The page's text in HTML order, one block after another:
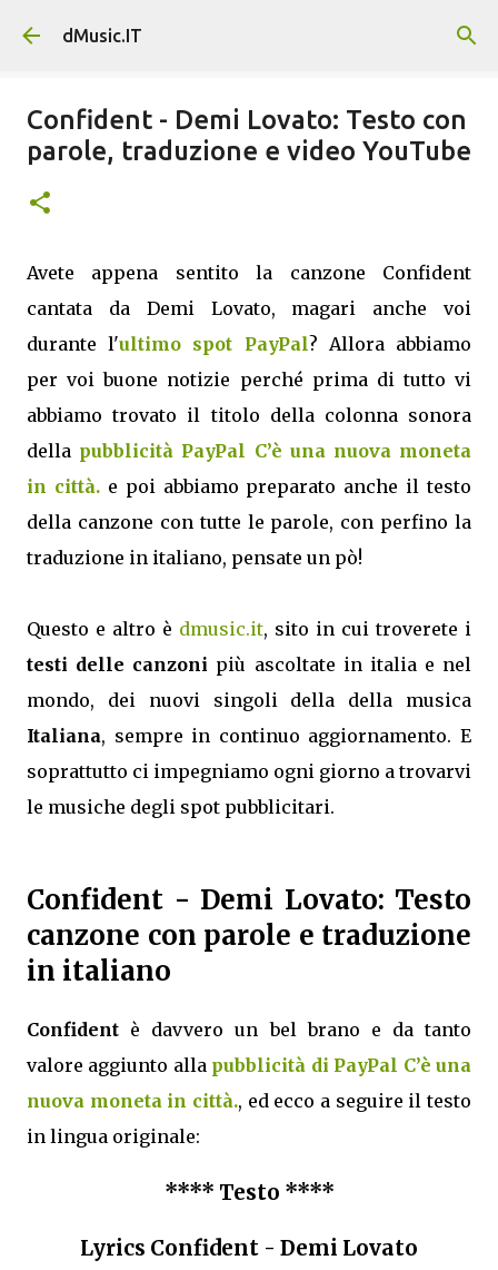
Passa ai contenuti principali
dMusic.IT
Confident - Demi Lovato: Testo con
parole, traduzione e video YouTube
Avete appena sentito la canzone Confident
cantata da Demi Lovato, magari anche voi
durante l'ultimo spot PayPal? Allora abbiamo
per voi buone notizie perché prima di tutto vi
abbiamo trovato il titolo della colonna sonora
della pubblicità PayPal C’è una nuova moneta
in città.e poi abbiamo preparato anche il testo
della canzone con tutte le parole, con perfino la
traduzione in italiano, pensate un pò!
Questo e altro è dmusic.it, sito in cui troverete i
testi delle canzoni più ascoltate in italia e nel
mondo, dei nuovi singoli della della musica
Italiana, sempre in continuo aggiornamento. E
soprattutto ci impegniamo ogni giorno a trovarvi
le musiche degli spot pubblicitari.
Confident - Demi Lovato: Testo
canzone con parole e traduzione
in italiano
Confident è davvero un bel brano e da tanto
valore aggiunto alla pubblicità di PayPal C’è una
nuova moneta in città., ed ecco a seguire il testo
in lingua originale:
**** Testo ****
Lyrics Confident - Demi Lovato